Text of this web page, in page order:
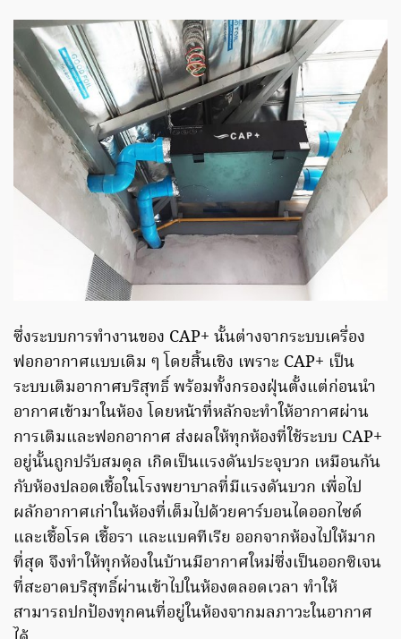
ซึ่งระบบการทำงานของ CAP+ นั้นต่างจากระบบเครื่อง
ฟอกอากาศแบบเดิม ๆ โดยสิ้นเชิง เพราะ CAP+ เป็น
ระบบเติมอากาศบริสุทธิ์ พร้อมทั้งกรองฝุ่นตั้งแต่ก่อนนำ
อากาศเข้ามาในห้อง โดยหน้าที่หลักจะทำให้อากาศผ่าน
การเติมและฟอกอากาศ ส่งผลให้ทุกห้องที่ใช้ระบบ CAP+
อยู่นั้นถูกปรับสมดุล เกิดเป็นแรงดันประจุบวก เหมือนกัน
กับห้องปลอดเชื้อในโรงพยาบาลที่มีแรงดันบวก เพื่อไป
ผลักอากาศเก่าในห้องที่เต็มไปด้วยคาร์บอนไดออกไซด์
และเชื้อโรค เชื้อรา และแบคทีเรีย ออกจากห้องไปให้มาก
ที่สุด จึงทำให้ทุกห้องในบ้านมีอากาศใหม่ซึ่งเป็นออกซิเจน
ที่สะอาดบริสุทธิ์ผ่านเข้าไปในห้องตลอดเวลา ทำให้
สามารถปกป้องทุกคนที่อยู่ในห้องจากมลภาวะในอากาศ